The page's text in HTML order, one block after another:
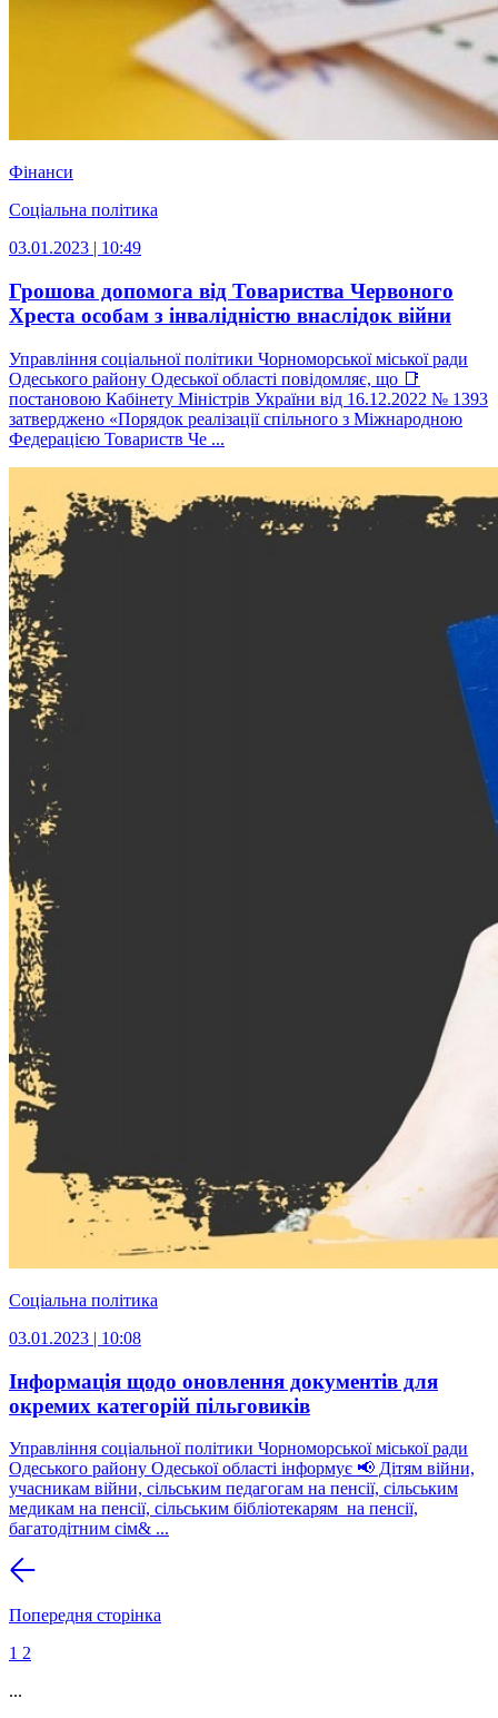
Фінанси
Соціальна політика
03.01.2023 | 10:49
Грошова допомога від Товариства Червоного
Хреста особам з інвалідністю внаслідок війни
Управління соціальної політики Чорноморської міської ради
Одеського району Одеської області повідомляє, що 📑
постановою Кабінету Міністрів України від 16.12.2022 № 1393
затверджено «Порядок реалізації спільного з Міжнародною
Федерацією Товариств Че ...
Соціальна політика
03.01.2023 | 10:08
Інформація щодо оновлення документів для
окремих категорій пільговиків
Управління соціальної політики Чорноморської міської ради
Одеського району Одеської області інформує 📢 Дітям війни,
учасникам війни, сільським педагогам на пенсії, сільським
медикам на пенсії, сільським бібліотекарям на пенсії,
багатодітним сім& ...
Попередня сторінка
1 2
...